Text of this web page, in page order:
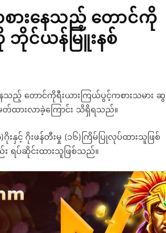
စားနေသည့် တောင်ကို
ဘိုင်ယန်မြူးနစ်
သည့် တောင်ကိုရီးယားကြယ်ပွင့်ကစားသမား ဆွ
တ်ထားလာခဲ့ကြောင်း သိရှိရသည်။
င့် ဂိုးဖန်တီးမှု (၁၆)ကြိမ်ပြုလုပ်ထားသူဖြစ်
း ရပ်ဆိုင်းထားသူဖြစ်သည်။